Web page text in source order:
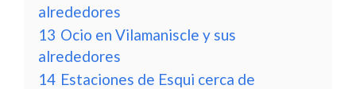
alrededores
13 Ocio en Vilamaniscle y sus
alrededores
14 Estaciones de Esqui cerca de